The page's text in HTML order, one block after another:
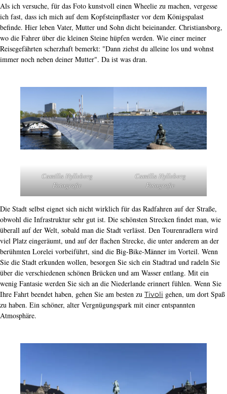
Als ich versuche, für das Foto kunstvoll einen Wheelie zu machen, vergesse
ich fast, dass ich mich auf dem Kopfsteinpflaster vor dem Königspalast
befinde. Hier leben Vater, Mutter und Sohn dicht beieinander. Christiansborg,
wo die Fahrer über die kleinen Steine hüpfen werden. Wie einer meiner
Reisegefährten scherzhaft bemerkt: "Dann ziehst du alleine los und wohnst
immer noch neben deiner Mutter". Da ist was dran.
Camilla Hylleberg
Fotografie
Camilla Hylleberg
Fotografie
Die Stadt selbst eignet sich nicht wirklich für das Radfahren auf der Straße,
obwohl die Infrastruktur sehr gut ist. Die schönsten Strecken findet man, wie
überall auf der Welt, sobald man die Stadt verlässt. Den Tourenradlern wird
viel Platz eingeräumt, und auf der flachen Strecke, die unter anderem an der
berühmten Lorelei vorbeiführt, sind die Big-Bike-Männer im Vorteil. Wenn
Sie die Stadt erkunden wollen, besorgen Sie sich ein Stadtrad und radeln Sie
über die verschiedenen schönen Brücken und am Wasser entlang. Mit ein
wenig Fantasie werden Sie sich an die Niederlande erinnert fühlen. Wenn Sie
Ihre Fahrt beendet haben, gehen Sie am besten zu Tivoli gehen, um dort Spaß
zu haben. Ein schöner, alter Vergnügungspark mit einer entspannten
Atmosphäre.